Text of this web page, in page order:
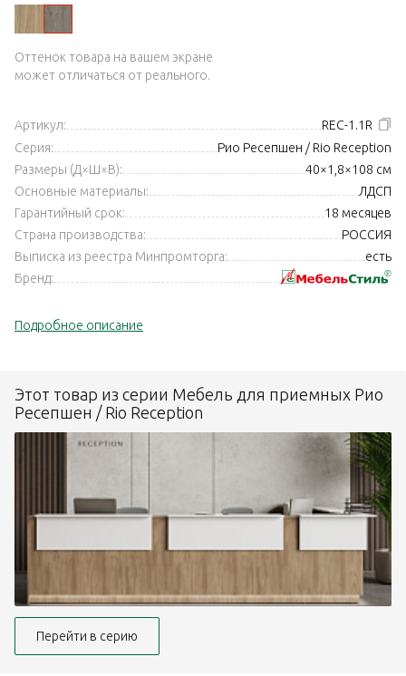
Оттенок товара на вашем экране
может отличаться от реального.
Артикул:
REC-1.1R
Серия:
Рио Ресепшен / Rio Reception
Размеры (Д×Ш×В):
40×1,8×108 см
Основные материалы:
ЛДСП
Гарантийный срок:
18 месяцев
Страна производства:
РОССИЯ
Выписка из реестра Минпромторга:
есть
Бренд:
Подробное описание
Этот товар из серии Мебель для приемных Рио
Ресепшен / Rio Reception
Перейти в серию